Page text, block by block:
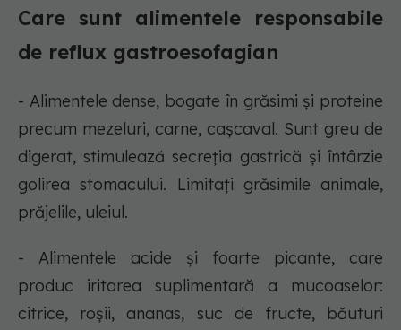
Care sunt alimentele responsabile
de reflux gastroesofagian
- Alimentele dense, bogate în grăsimi și proteine
precum mezeluri, carne, cașcaval. Sunt greu de
digerat, stimulează secreția gastrică și întârzie
golirea stomacului. Limitați grăsimile animale,
prăjelile, uleiul.
- Alimentele acide și foarte picante, care
produc iritarea suplimentară a mucoaselor:
citrice, roșii, ananas, suc de fructe, băuturi